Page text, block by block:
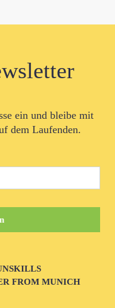
ein und bleibe mit
dem Laufenden.
FROM MUNICH